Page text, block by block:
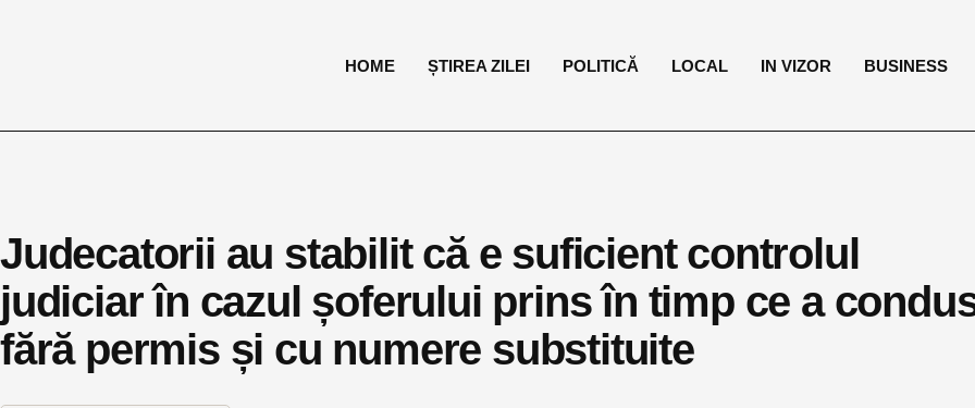
HOME ȘTIREA ZILEI POLITICĂ LOCAL IN VIZOR BUSINESS
Judecatorii au stabilit că e suficient controlul
judiciar în cazul șoferului prins în timp ce a
fără permis și cu numere substituite